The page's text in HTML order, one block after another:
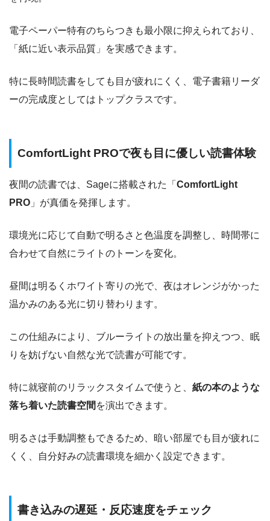
電子ペーパー特有のちらつきも最小限に抑えられており、
「紙に近い表示品質」を実感できます。
特に長時間読書をしても目が疲れにくく、電子書籍リーダ
ーの完成度としてはトップクラスです。
ComfortLight PROで夜も目に優しい読書体験
夜間の読書では、Sageに搭載された「 ComfortLight
PRO 」が真価を発揮します。
環境光に応じて自動で明るさと色温度を調整し、時間帯に
合わせて自然にライトのトーンを変化。
昼間は明るくホワイト寄りの光で、夜はオレンジがかった
温かみのある光に切り替わります。
この仕組みにより、ブルーライトの放出量を抑えつつ、眠
りを妨げない自然な光で読書が可能です。
特に就寝前のリラックスタイムで使うと、 紙の本のような
落ち着いた読書空間 を演出できます。
明るさは手動調整もできるため、暗い部屋でも目が疲れに
くく、自分好みの読書環境を細かく設定できます。
書き込みの遅延・反応速度をチェック